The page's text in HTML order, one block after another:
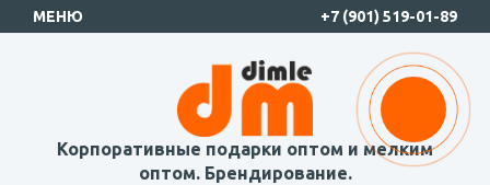
МЕНЮ +7 (901) 519-01-89
Корпоративные подарки оптом и мелким
оптом. Брендирование.